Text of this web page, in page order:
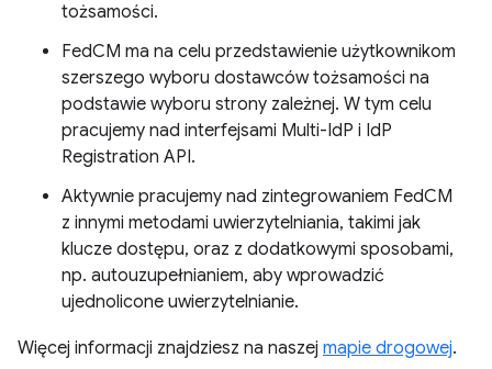
tożsamości.
FedCM ma na celu przedstawienie użytkownikom
szerszego wyboru dostawców tożsamości na
podstawie wyboru strony zależnej. W tym celu
pracujemy nad interfejsami Multi-IdP i IdP
Registration API.
Aktywnie pracujemy nad zintegrowaniem FedCM
z innymi metodami uwierzytelniania, takimi jak
klucze dostępu, oraz z dodatkowymi sposobami,
np. autouzupełnianiem, aby wprowadzić
ujednolicone uwierzytelnianie.
Więcej informacji znajdziesz na naszej mapie drogowej.